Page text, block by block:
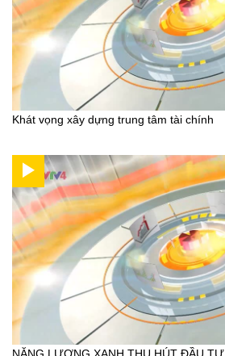
Khát vọng xây dựng trung tâm tài chính